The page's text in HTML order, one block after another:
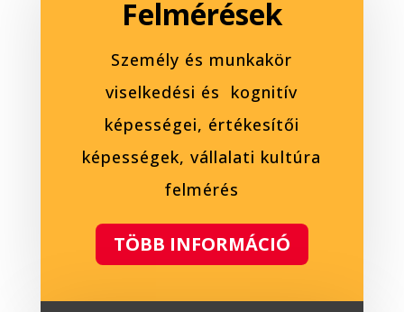
Felmérések
Személy és munkakör
viselkedési és kognitív
képességei, értékesítői
képességek, vállalati kultúra
felmérés
TÖBB INFORMÁCIÓ